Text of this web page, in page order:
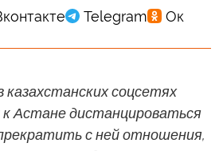
соцсетях
к Астане дистанцироваться
с ней отношения,